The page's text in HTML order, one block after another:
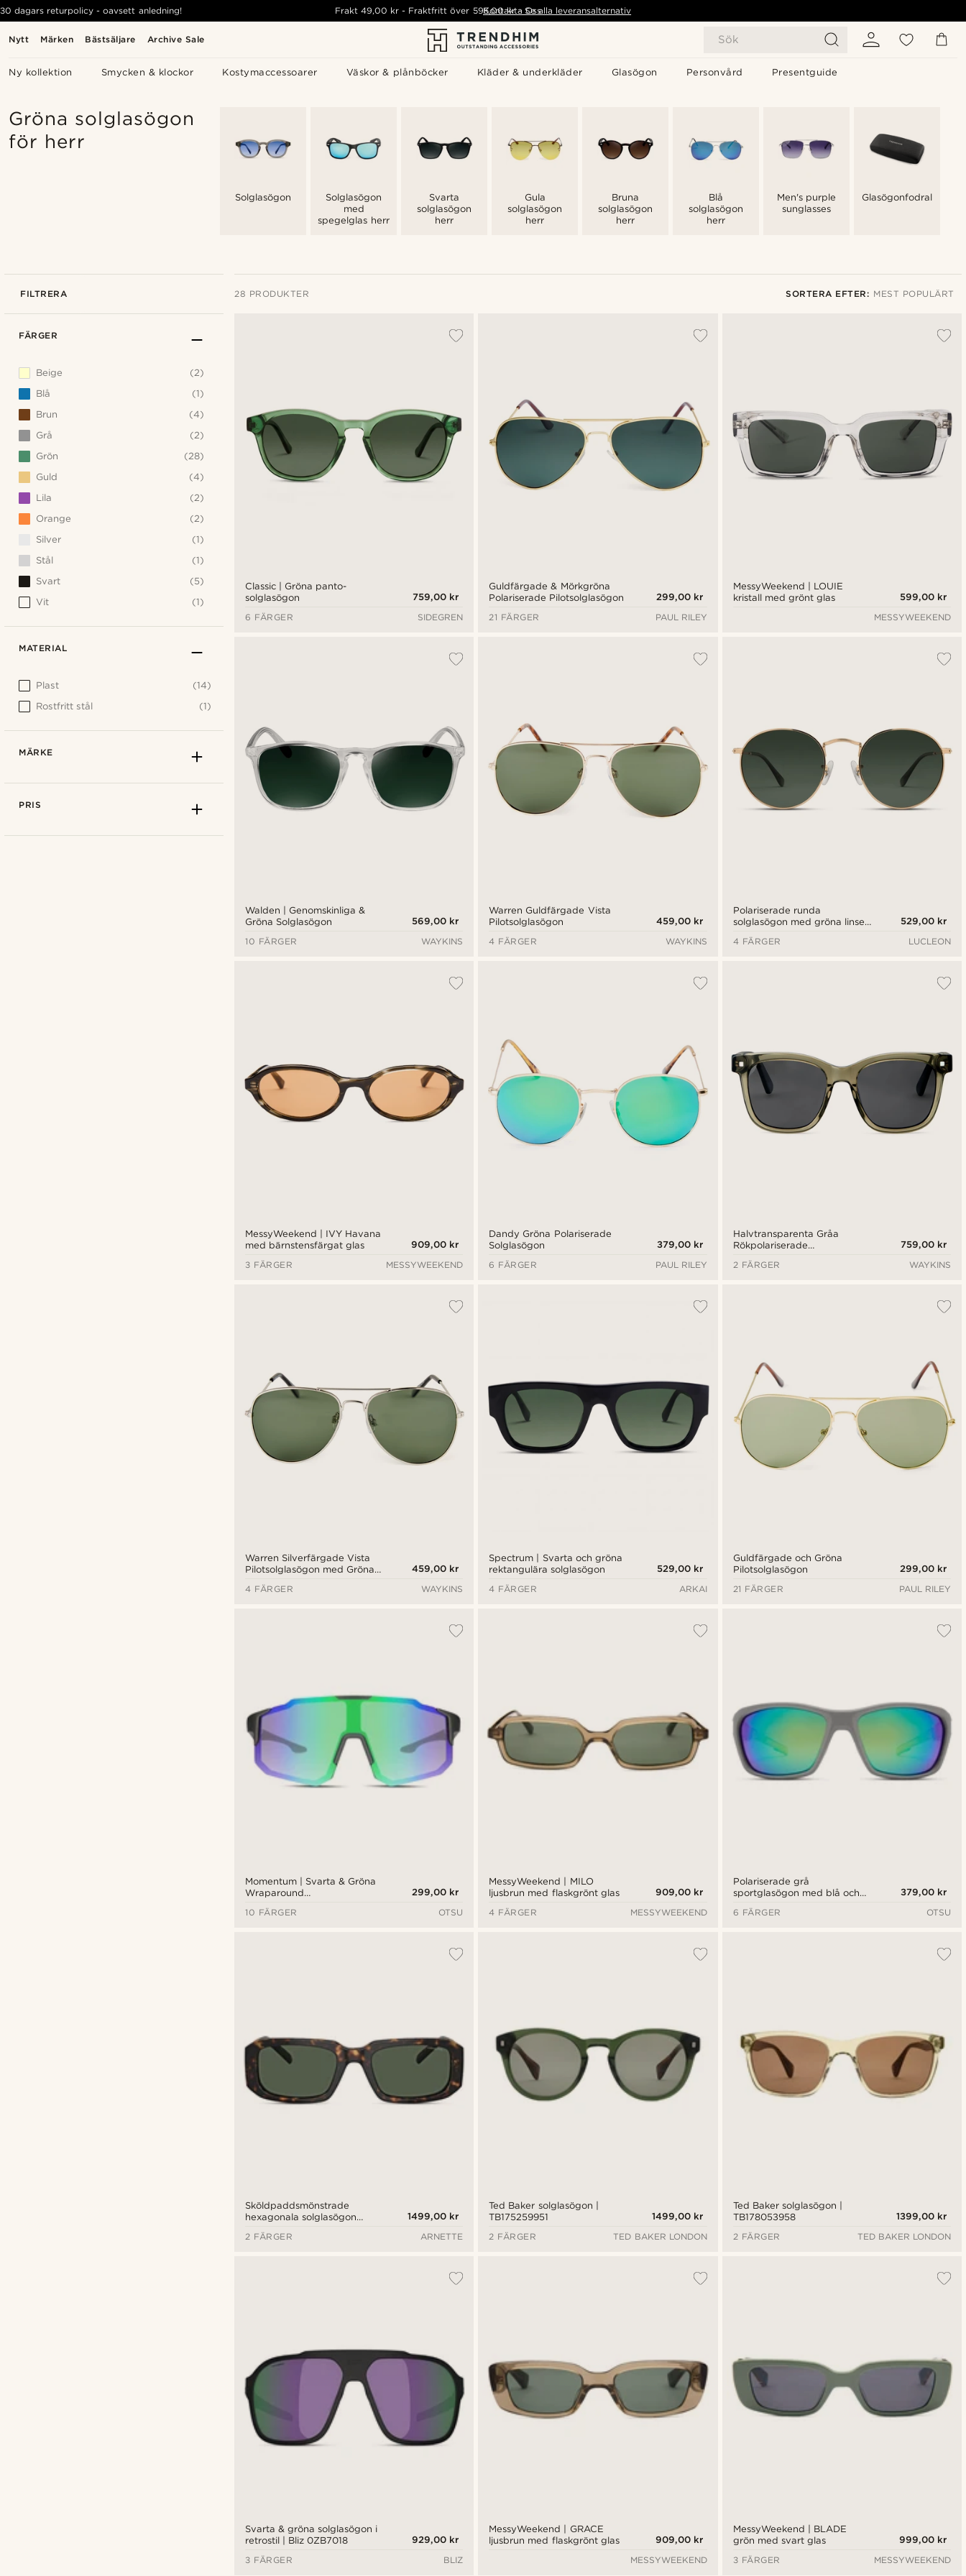
Nytt Märken Bästsäljare Archive Sale Sök
Ny kollektion Smycken & klockor Kostymaccessoarer Väskor & plånböcker Kläder & underkläder Glasögon Personvård Presentguide
30 dagars returpolicy - oavsett anledning! Frakt49,00 kr - Fraktfritt över 595,00 kr - Se alla leveransalternativ
Kontakta Oss
Gröna solglasögon
för herr
Solglasögon
Solglasögon
med
spegelglas herr
Svarta
solglasögon
herr
Gula
solglasögon
herr
Bruna
solglasögon
herr
Blå
solglasögon
herr
Men's purple
sunglasses
Glasögonfodral
FILTRERA 28 PRODUKTER SORTERA EFTER: MEST POPULÄRT
Classic | Gröna panto-
solglasögon
759,00 kr
6 FÄRGER
SIDEGREN
Guldfärgade & Mörkgröna
Polariserade Pilotsolglasögon
299,00 kr
21 FÄRGER
PAUL RILEY
MessyWeekend | LOUIE
kristall med grönt glas
599,00 kr
MESSYWEEKEND
Walden | Genomskinliga &
Gröna Solglasögon
569,00 kr
10 FÄRGER
WAYKINS
Warren Guldfärgade Vista
Pilotsolglasögon
459,00 kr
4 FÄRGER
WAYKINS
Polariserade runda
solglasögon med gröna linser
kirurgiskt stål
529,00 kr
4 FÄRGER
LUCLEON
MessyWeekend | IVY Havana
med bärnstensfärgat glas
909,00 kr
3 FÄRGER
MESSYWEEKEND
Dandy Gröna Polariserade
Solglasögon
379,00 kr
6 FÄRGER
PAUL RILEY
Halvtransparenta Gråa
Rökpolariserade
759,00 kr
2 FÄRGER
WAYKINS
Warren Silverfärgade Vista
Pilotsolglasögon med Gröna
459,00 kr
4 FÄRGER
WAYKINS
Spectrum | Svarta och gröna
rektangulära solglasögon
529,00 kr
4 FÄRGER
ARKAI
Guldfärgade och Gröna
Pilotsolglasögon
299,00 kr
21 FÄRGER
PAUL RILEY
Momentum | Svarta & Gröna
Wraparound
299,00 kr
10 FÄRGER
OTSU
MessyWeekend | MILO
ljusbrun med flaskgrönt glas
909,00 kr
4 FÄRGER
MESSYWEEKEND
Polariserade grå
sportglasögon med blå och
379,00 kr
6 FÄRGER
OTSU
Sköldpaddsmönstrade
hexagonala solglasögon
0AN4318
1499,00 kr
2 FÄRGER
ARNETTE
Ted Baker solglasögon |
TB175259951
1499,00 kr
2 FÄRGER
TED BAKER LONDON
Ted Baker solglasögon |
TB178053958
1399,00 kr
2 FÄRGER
TED BAKER LONDON
Svarta & gröna solglasögon i
retrostil | Bliz 0ZB7018
929,00 kr
3 FÄRGER
BLIZ
MessyWeekend | GRACE
ljusbrun med flaskgrönt glas
909,00 kr
MESSYWEEKEND
MessyWeekend | BLADE
grön med svart glas
999,00 kr
3 FÄRGER
MESSYWEEKEND
FÄRGER
Beige
(2)
Blå
(1)
Brun
(4)
Grå
(2)
Grön
(28)
Guld
(4)
Lila
(2)
Orange
(2)
Silver
(1)
Stål
(1)
Svart
(5)
Vit
(1)
MATERIAL
Plast
(14)
Rostfritt stål
(1)
MÄRKE
PRIS